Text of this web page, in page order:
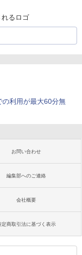
れるロゴ
利用が最大60分無
お問い合わせ
編集部へのご連絡
会社概要
定商取引法に基づく表示